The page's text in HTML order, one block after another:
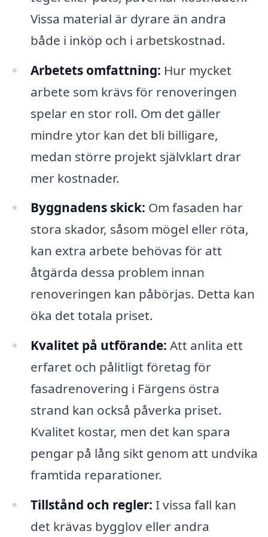
Vissa material är dyrare än andra
både i inköp och i arbetskostnad.
Arbetets omfattning: Hur mycket
arbete som krävs för renoveringen
spelar en stor roll. Om det gäller
mindre ytor kan det bli billigare,
medan större projekt självklart drar
mer kostnader.
Byggnadens skick: Om fasaden har
stora skador, såsom mögel eller röta,
kan extra arbete behövas för att
åtgärda dessa problem innan
renoveringen kan påbörjas. Detta kan
öka det totala priset.
Kvalitet på utförande: Att anlita ett
erfaret och pålitligt företag för
fasadrenovering i Färgens östra
strand kan också påverka priset.
Kvalitet kostar, men det kan spara
pengar på lång sikt genom att undvika
framtida reparationer.
Tillstånd och regler: I vissa fall kan
det krävas bygglov eller andra